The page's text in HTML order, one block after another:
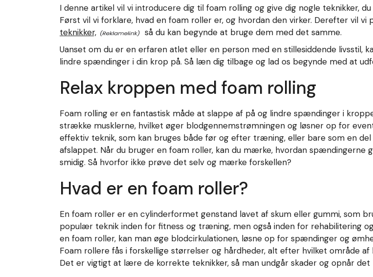
I denne artikel vil vi introducere dig til foam rolling og give dig nogle teknikker,
Først vil vi forklare, hvad en foam roller er, og hvordan den virker. Derefter vil
teknikker,
så du kan begynde at bruge dem med det samme.
Uanset om du er en erfaren atlet eller en person med en stillesiddende livsstil,
lindre spændinger i din krop på. Så læn dig tilbage og lad os begynde med at
Relax kroppen med foam rolling
Foam rolling er en fantastisk måde at slappe af på og lindre spændinger i
strække musklerne, hvilket øger blodgennemstrømningen og løsner op for
effektiv teknik, som kan bruges både før og efter træning, eller bare som en
afslappet. Når du bruger en foam roller, kan du mærke, hvordan spændingerne
smidig. Så hvorfor ikke prøve det selv og mærke forskellen?
Hvad er en foam roller?
En foam roller er en cylinderformet genstand lavet af skum eller gummi, som
populær teknik inden for fitness og træning, men også inden for rehabilitering
en foam roller, kan man øge blodcirkulationen, løsne op for spændinger og
Foam rollere fås i forskellige størrelser og hårdheder, alt efter hvilket område
Det er vigtigt at lære de korrekte teknikker, så man undgår skader og opnår det